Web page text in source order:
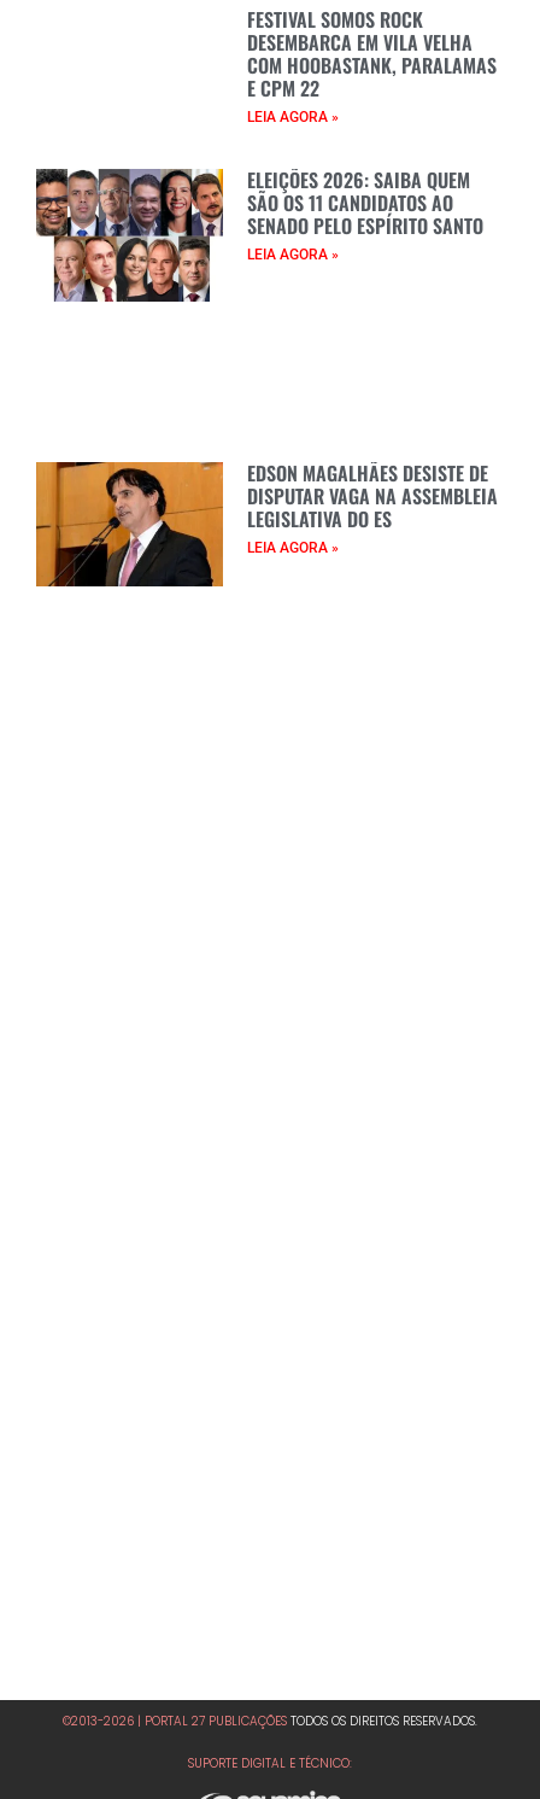
FESTIVAL SOMOS ROCK
DESEMBARCA EM VILA VELHA
COM HOOBASTANK, PARALAMAS
E CPM 22
LEIA AGORA »
ELEIÇÕES 2026: SAIBA QUEM
SÃO OS 11 CANDIDATOS AO
SENADO PELO ESPÍRITO SANTO
LEIA AGORA »
EDSON MAGALHÃES DESISTE DE
DISPUTAR VAGA NA ASSEMBLEIA
LEGISLATIVA DO ES
LEIA AGORA »
©2013-2026 | PORTAL 27 PUBLICAÇÕES TODOS OS DIREITOS RESERVADOS.
SUPORTE DIGITAL E TÉCNICO: